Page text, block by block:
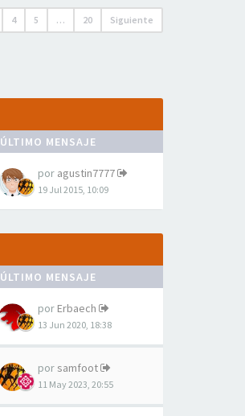
4 5 … 20 Siguiente
ÚLTIMO MENSAJE
por agustin7777
19 Jul 2015, 10:09
ÚLTIMO MENSAJE
por Erbaech
13 Jun 2020, 18:38
por samfoot
11 May 2023, 20:55